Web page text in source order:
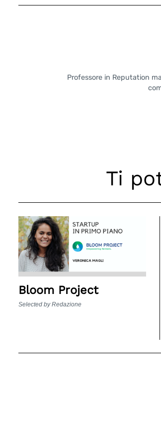
Professore in Reputation
Ti
Bloom Project
Selected by Redazione